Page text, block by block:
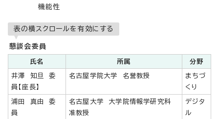
機能性
表の横スクロールを有効にする
懇談会委員
氏名 所属 分野
井澤 知旦 委
員【座長】
名古屋学院大学 名誉教授
まちづ
くり
浦田 真由 委
員
名古屋大学 大学院情報学研究科
准教授
デジタ
ル